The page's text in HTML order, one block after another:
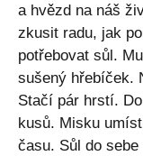
a hvězd na náš
zkusit radu, jak
potřebovat sůl.
sušený hřebíček.
Stačí pár hrstí.
kusů. Misku
času. Sůl do